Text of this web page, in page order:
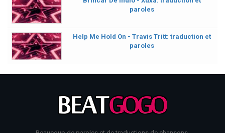
paroles
Help Me Hold On - Travis Tritt: traduction et
paroles